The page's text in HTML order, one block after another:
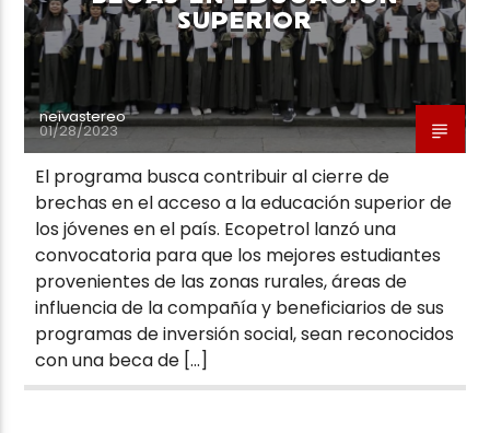
SUPERIOR
neivastereo
01/28/2023
El programa busca contribuir al cierre de
brechas en el acceso a la educación superior de
los jóvenes en el país. Ecopetrol lanzó una
convocatoria para que los mejores estudiantes
provenientes de las zonas rurales, áreas de
influencia de la compañía y beneficiarios de sus
programas de inversión social, sean reconocidos
con una beca de […]